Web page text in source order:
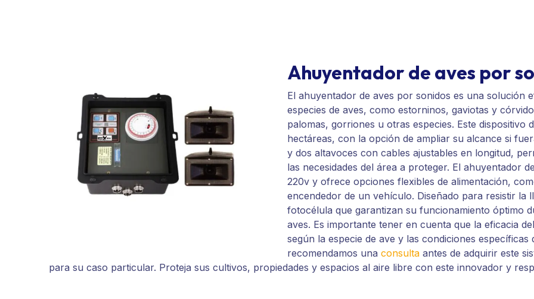
Ahuyentador de aves por
El ahuyentador de aves por sonidos es una solución
especies de aves, como estorninos, gaviotas y
palomas, gorriones u otras especies. Este
hectáreas, con la opción de ampliar su alcance si
y dos altavoces con cables ajustables en longitud,
las necesidades del área a proteger. El ahuyentador
220v y ofrece opciones flexibles de alimentación,
encendedor de un vehículo. Diseñado para resistir
fotocélula que garantizan su funcionamiento óptimo
aves. Es importante tener en cuenta que la eficacia
según la especie de ave y las condiciones
recomendamos una consulta antes de adquirir este
para su caso particular. Proteja sus cultivos, propiedades y espacios al aire libre con este innovador y